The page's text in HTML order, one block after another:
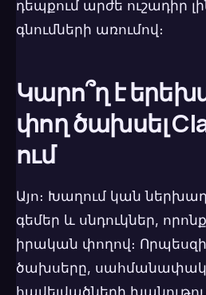
դեպքում արժե ուշադիր
գնումների առումով։
Կարո՞ղ է
փող ծախսել
ում
Այո։ Խաղում կան
գեմեր և սնդուկներ,
իրական փողով։
ծախսերը,
հավելվածների